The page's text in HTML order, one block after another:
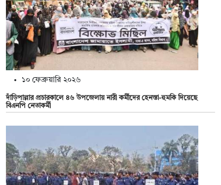
১০ ফেব্রুয়ারি ২০২৬
দাঁড়িপাল্লার প্রচারকালে ৪৬ উপজেলায় নারী কর্মীদের হেনস্তা-হুমকি দিয়েছে
বিএনপি নেতাকর্মী